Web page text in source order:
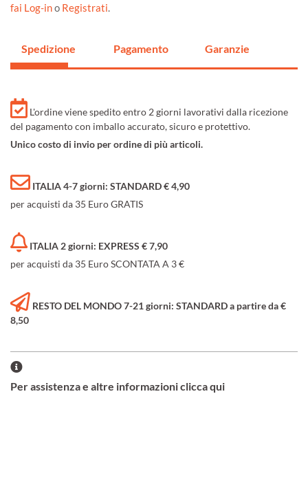
fai Log-ino Registrati
Spedizione Pagamento Garanzie
L'ordine viene spedito entro 2 giorni lavorativi dalla ricezione
del pagamento con imballo accurato, sicuro e protettivo.
Unico costo di invio per ordine di più articoli.
ITALIA 4-7 giorni: STANDARD € 4,90
per acquisti da 35 Euro GRATIS
ITALIA 2 giorni: EXPRESS € 7,90
per acquisti da 35 Euro SCONTATA A 3 €
RESTO DEL MONDO 7-21 giorni: STANDARD a partire da €
8,50
Per assistenza e altre informazioni clicca qui